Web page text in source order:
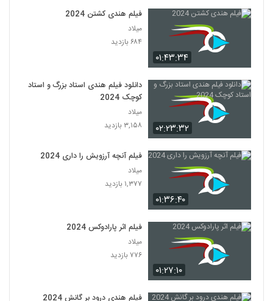
۰۱:۴۳:۳۴
فیلم هندی کشتن 2024
میلاد
۶۸۴ بازدید
۰۲:۲۳:۳۲
دانلود فیلم هندی استاد بزرگ و استاد
کوچک 2024
میلاد
۳,۱۵۸ بازدید
۰۱:۳۶:۴۰
فیلم آنچه آرزویش را داری 2024
میلاد
۱,۳۷۷ بازدید
۰۱:۲۷:۱۰
فیلم اثر پارادوکس 2024
میلاد
۷۷۶ بازدید
فیلم هندی درود بر گانش 2024